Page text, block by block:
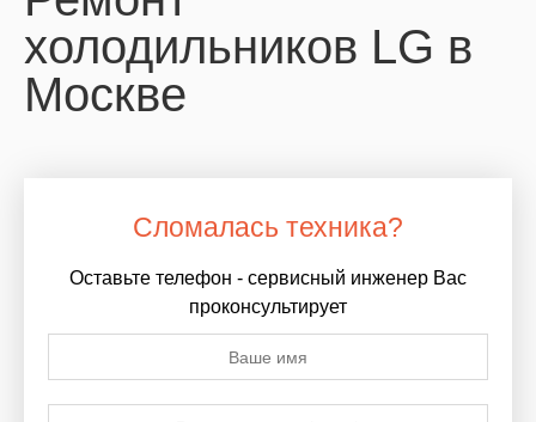
холодильников LG в
Москве
Сломалась техника?
Оставьте телефон - сервисный инженер Вас
проконсультирует